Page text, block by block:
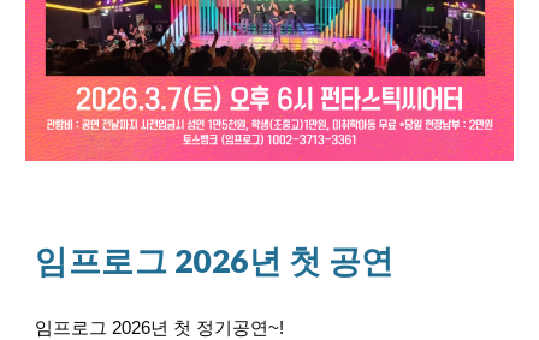
임프로그 2026년 첫 공연
임프로그 2026년 첫 정기공연~!